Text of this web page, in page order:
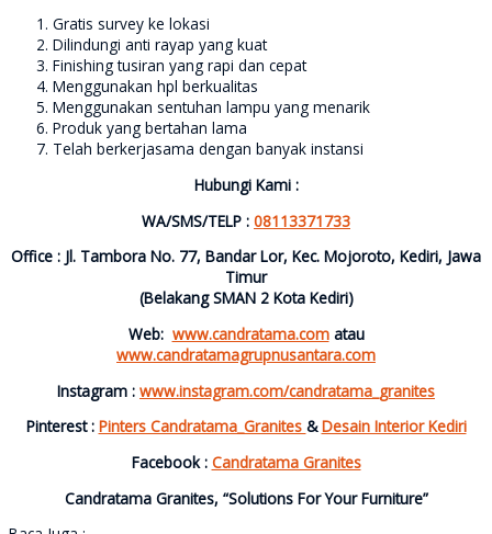
Gratis survey ke lokasi
Dilindungi anti rayap yang kuat
Finishing tusiran yang rapi dan cepat
Menggunakan hpl berkualitas
Menggunakan sentuhan lampu yang menarik
Produk yang bertahan lama
Telah berkerjasama dengan banyak instansi
Hubungi Kami :
WA/SMS/TELP : 08113371733
Office : Jl. Tambora No. 77, Bandar Lor, Kec. Mojoroto, Kediri, Jawa
Timur
(Belakang SMAN 2 Kota Kediri)
Web: www.candratama.com atau
www.candratamagrupnusantara.com
Instagram : www.instagram.com/candratama_granites
Pinterest : Pinters Candratama_Granites &Desain Interior Kediri
Facebook : Candratama Granites
Candratama Granites, “Solutions For Your Furniture”